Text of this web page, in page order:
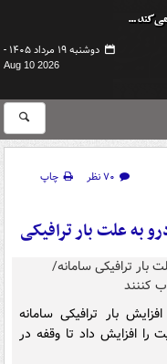
دوشنبه ۱۹ مرداد ۱۴۰۵ -
Aug 10 2026
۷۰ نظر
چاپ
به علت بار ترافیکی
بار ترافیکی سامانه
افزایش داد تا وقفه در